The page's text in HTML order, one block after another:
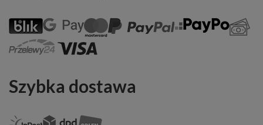
Szybka dostawa